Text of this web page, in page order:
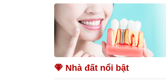
Nhà đất nổi bật